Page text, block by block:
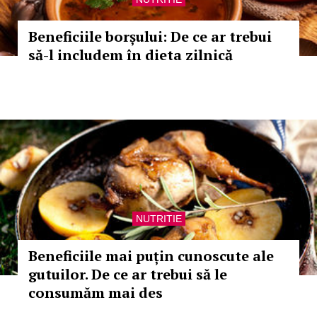
Beneficiile borșului: De ce ar trebui
să-l includem în dieta zilnică
NUTRITIE
Beneficiile mai puțin cunoscute ale
gutuilor. De ce ar trebui să le
consumăm mai des